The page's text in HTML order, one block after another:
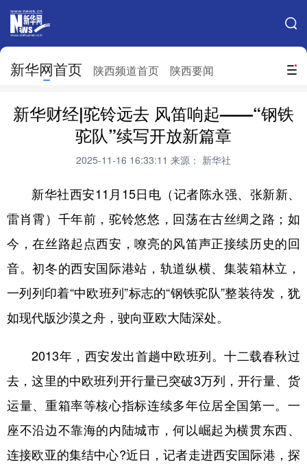
搜索
新华网首页 陕西频道首页 陕西要闻
网站地图
北京 天津 河北 山西
吉林 上海
山东 河南 湖北 湖南
广东 广西 海南 重庆
四川 贵州 云南 西藏
陕西 甘肃 青海 宁夏
新疆 内蒙古 黑龙江
新华财经|驼铃远去 风笛响起——“钢铁
驼队”续写开放新篇章
2025-11-16 16:33:11 来源： 新华社
新华社西安11月15日电（记者陈永强、张新新、
雷肖霄）千年前，驼铃悠悠，回荡在古丝绸之路；如
今，在丝路起点西安，嘹亮的风笛声正接续历史的回
音。初冬的西安国际港站，轨道纵横、集装箱林立，
一列列印着“中欧班列”标志的“钢铁驼队”整装待发，犹
如现代版沙漠之舟，驶向亚欧大陆深处。
2013年，西安发出首趟中欧班列。十二载春秋过
去，这里的中欧班列开行量已突破3万列，开行量、货
运量、重箱率等核心指标连续多年位居全国第一。一
座不沿边不靠海的内陆城市，何以崛起为横贯东西、
连接欧亚的集结中心?近日，记者走进西安国际港，探